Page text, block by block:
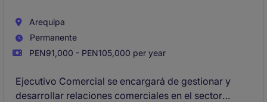
Arequipa
Permanente
PEN91,000 - PEN105,000 per year
Ejecutivo Comercial se encargará de gestionar y
desarrollar relaciones comerciales en el sector